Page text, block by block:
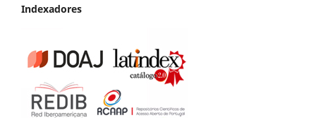
Indexadores